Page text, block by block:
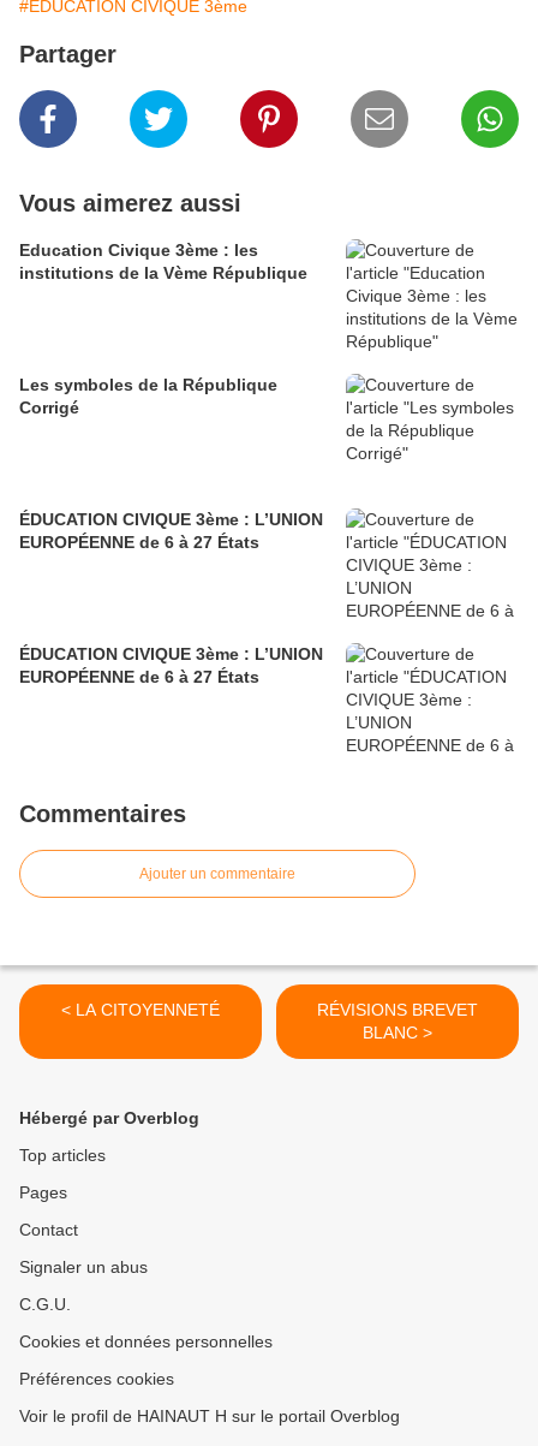
#EDUCATION CIVIQUE 3ème
Partager
Vous aimerez aussi
Education Civique 3ème : les
institutions de la Vème République
Les symboles de la République
Corrigé
ÉDUCATION CIVIQUE 3ème : L’UNION
EUROPÉENNE de 6 à 27 États
ÉDUCATION CIVIQUE 3ème : L’UNION
EUROPÉENNE de 6 à 27 États
Commentaires
Ajouter un commentaire
< LA CITOYENNETÉ
RÉVISIONS BREVET
BLANC >
Hébergé par Overblog
Top articles
Pages
Contact
Signaler un abus
C.G.U.
Cookies et données personnelles
Préférences cookies
Voir le profil de HAINAUT H sur le portail Overblog